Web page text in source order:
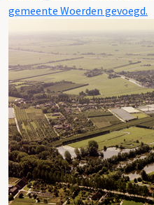
gemeente Woerden gevoegd.